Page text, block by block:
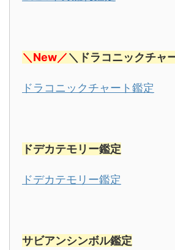
＼New／＼ドラコニックチャ
ドラコニックチャート鑑定
ドデカテモリー鑑定
ドデカテモリー鑑定
サビアンシンボル鑑定